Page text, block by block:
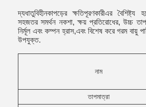
দ্যধাতুবিহীনকাপড়ের ক্ষতিপূরণকারীএর বৈশিষ্ট্য
সহজতর সমর্থন নকশা, ক্ষয় প্রতিরোধের, উচ্চ
নির্মূল এবং কম্পন হ্রাস,এবং বিশেষ করে গরম বায়ু
উপযুক্ত.
নাম
তাপমাত্রা